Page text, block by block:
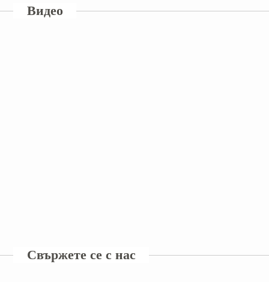
Видео
Свържете се с нас